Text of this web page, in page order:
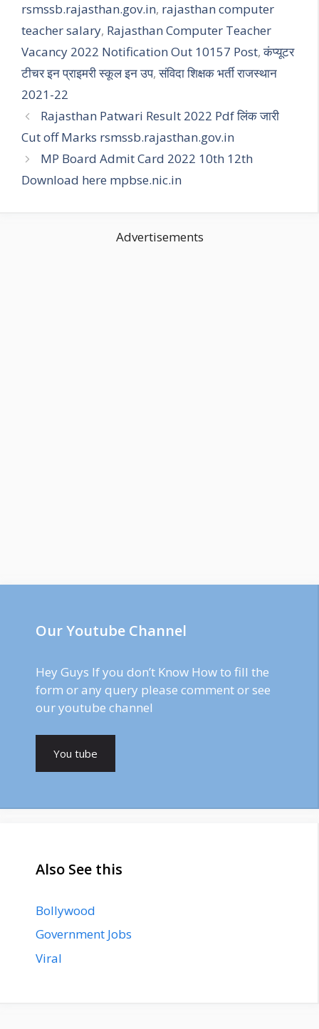
rsmssb.rajasthan.gov.in, rajasthan computer
teacher salary, Rajasthan Computer Teacher
Vacancy 2022 Notification Out 10157 Post,कंप्यूटर
टीचर इन प्राइमरी स्कूल इन उप,संविदा शिक्षक भर्ती राजस्थान
2021-22
Rajasthan Patwari Result 2022 Pdf लिंक जारी
Cut off Marks rsmssb.rajasthan.gov.in
MP Board Admit Card 2022 10th 12th
Download here mpbse.nic.in
Advertisements
Our Youtube Channel
Hey Guys If you don’t Know How to fill the
form or any query please comment or see
our youtube channel
You tube
Also See this
Bollywood
Government Jobs
Viral